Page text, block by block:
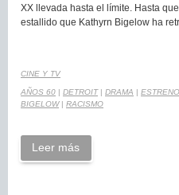
XX llevada hasta el límite. Hasta
estallido que Kathyrn Bigelow ha
CINE Y TV
AÑOS 60 | DETROIT| DRAMA | ESTRENO
BIGELOW| RACISMO
Leer más